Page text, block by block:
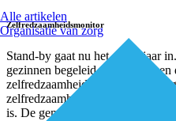
Alle artikelen
Organisatie van zorg
Zelfredzaamheidsmonitor
Stand-by gaat nu het derde jaar
gezinnen begeleid, het tweede
zelfredzaamheidsmonitor van de
zelfredzaamheid van deelnemers
is. De gemeente heeft een